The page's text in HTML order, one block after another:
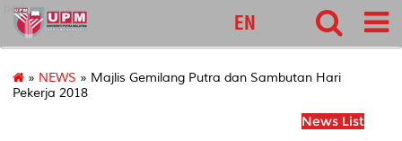
pnc
EN
» NEWS » Majlis Gemilang Putra dan Sambutan Hari
Pekerja 2018
News List